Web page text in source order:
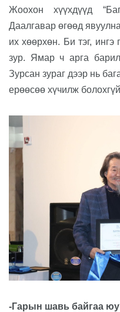
Жоохон хүүхдүүд
Даалгавар өгөөд
их хөөрхөн. Би тэг,
зур. Ямар ч арга барил,
Зурсан зураг дээр нь
ерөөсөө хүчилж
-Гарын шавь байгаа